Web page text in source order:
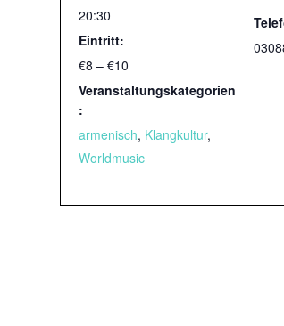
20:30
Eintritt:
€8 – €10
Veranstaltungskategorien
:
armenisch, Klangkultur,
Worldmusic